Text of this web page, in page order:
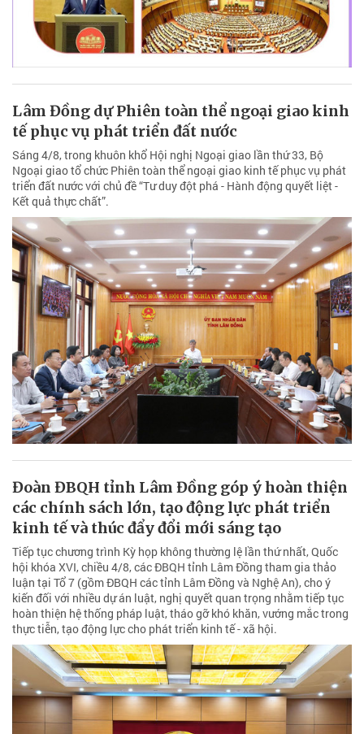
Lâm Đồng dự Phiên toàn thể ngoại giao kinh
tế phục vụ phát triển đất nước
Sáng 4/8, trong khuôn khổ Hội nghị Ngoại giao lần thứ 33, Bộ
Ngoại giao tổ chức Phiên toàn thể ngoại giao kinh tế phục vụ phát
triển đất nước với chủ đề “Tư duy đột phá - Hành động quyết liệt -
Kết quả thực chất”.
Đoàn ĐBQH tỉnh Lâm Đồng góp ý hoàn thiện
các chính sách lớn, tạo động lực phát triển
kinh tế và thúc đẩy đổi mới sáng tạo
Tiếp tục chương trình Kỳ họp không thường lệ lần thứ nhất, Quốc
hội khóa XVI, chiều 4/8, các ĐBQH tỉnh Lâm Đồng tham gia thảo
luận tại Tổ 7 (gồm ĐBQH các tỉnh Lâm Đồng và Nghệ An), cho ý
kiến đối với nhiều dự án luật, nghị quyết quan trọng nhằm tiếp tục
hoàn thiện hệ thống pháp luật, tháo gỡ khó khăn, vướng mắc trong
thực tiễn, tạo động lực cho phát triển kinh tế - xã hội.